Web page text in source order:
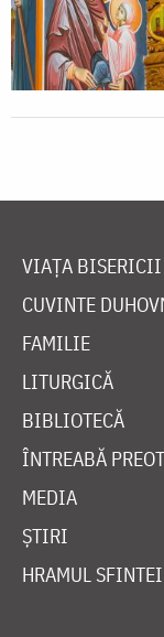
VIAȚA BISERICII
CUVINTE
FAMILIE
LITURGICĂ
BIBLIOTECĂ
ÎNTREABĂ
MEDIA
ȘTIRI
HRAMUL